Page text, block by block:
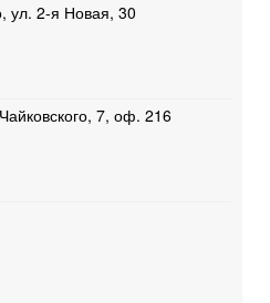
ул. 2-я Новая, 30
7, оф. 216